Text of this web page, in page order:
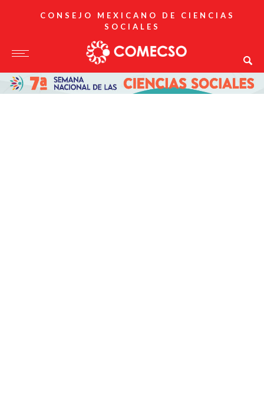
CONSEJO MEXICANO DE CIENCIAS
SOCIALES